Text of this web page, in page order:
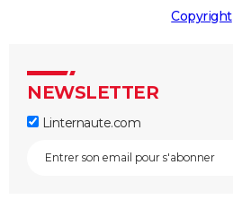
Copyright
NEWSLETTER
Linternaute.com